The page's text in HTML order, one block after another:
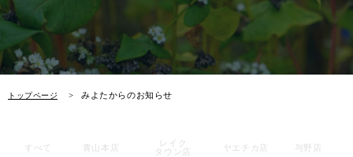
トップページ みよたからのお知らせ
畑だより
メニュー
お知らせ
すべて 青山本店
レイク
タウン店
ヤエチカ店 与野店